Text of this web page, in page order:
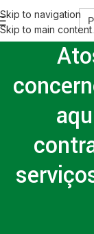
Skip to navigation
Skip to main content